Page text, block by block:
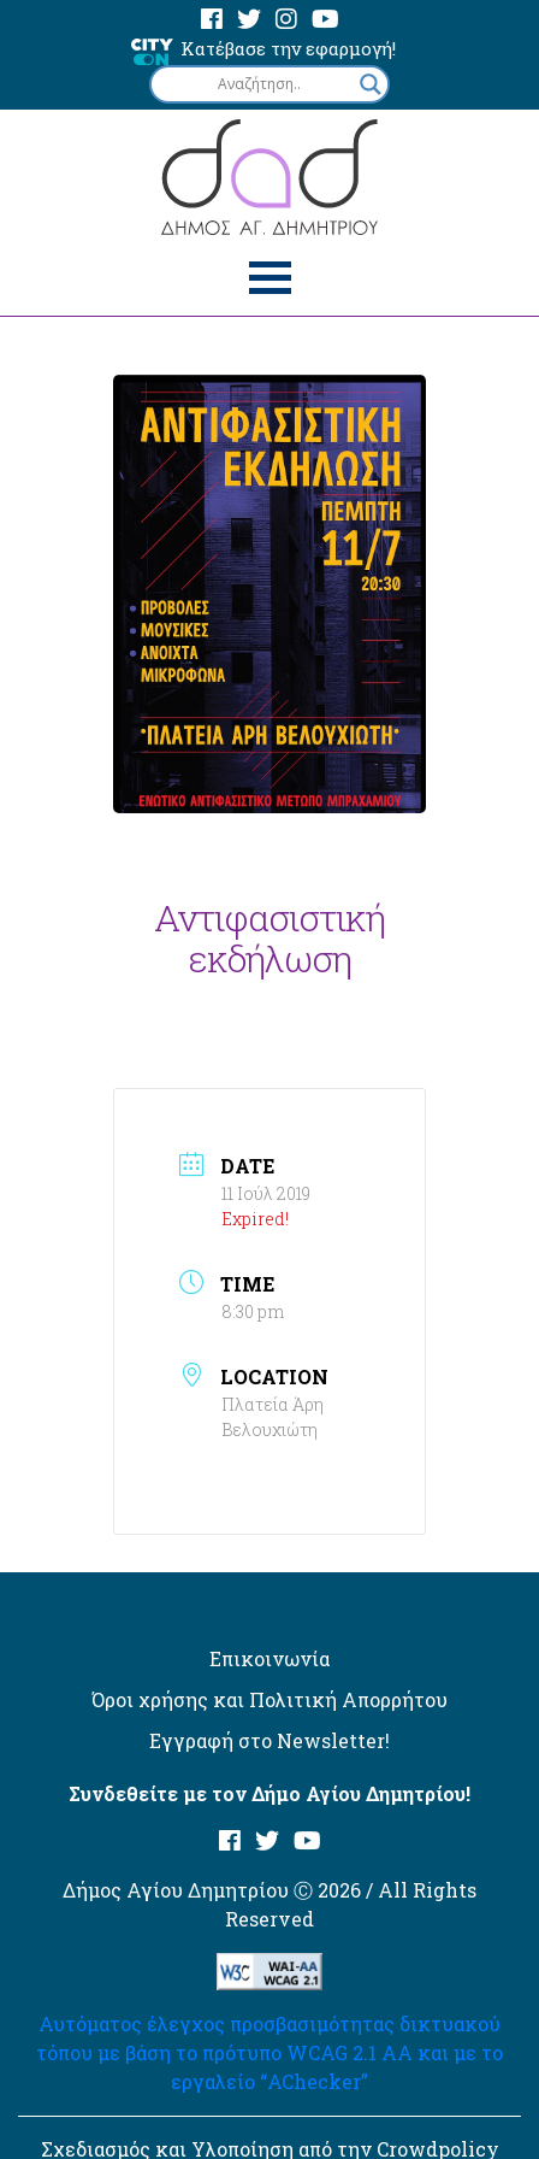
Κατέβασε την εφαρμογή!
Αντιφασιστική
εκδήλωση
DATE
11 Ιούλ 2019
Expired!
TIME
8:30 pm
LOCATION
Πλατεία Άρη
Βελουχιώτη
Επικοινωνία
Όροι χρήσης και Πολιτική Απορρήτου
Εγγραφή στο Newsletter!
Συνδεθείτε με τον Δήμο Αγίου Δημητρίου!
Δήμος Αγίου Δημητρίου Ⓒ 2026 / All Rights
Reserved
Αυτόματος έλεγχος προσβασιμότητας δικτυακού
τόπου με βάση το πρότυπο WCAG 2.1 AA και με το
εργαλείο “AChecker”
Σχεδιασμός και Υλοποίηση από την Crowdpolicy